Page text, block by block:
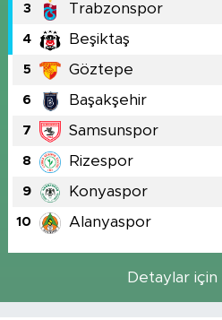
3 Trabzonspor
4 Beşiktaş
5 Göztepe
6 Başakşehir
7 Samsunspor
8 Rizespor
9 Konyaspor
10 Alanyaspor
Detaylar için